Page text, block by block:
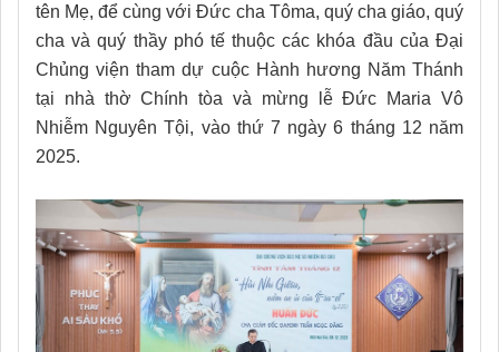
tên Mẹ, để cùng với Đức cha Tôma, quý cha giáo, quý
cha và quý thầy phó tế thuộc các khóa đầu của Đại
Chủng viện tham dự cuộc Hành hương Năm Thánh
tại nhà thờ Chính tòa và mừng lễ Đức Maria Vô
Nhiễm Nguyên Tội, vào thứ 7 ngày 6 tháng 12 năm
2025.